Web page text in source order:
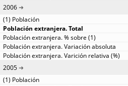
2006
2005